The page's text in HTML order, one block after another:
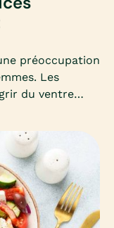
préoccupation
Les
du ventre
leur